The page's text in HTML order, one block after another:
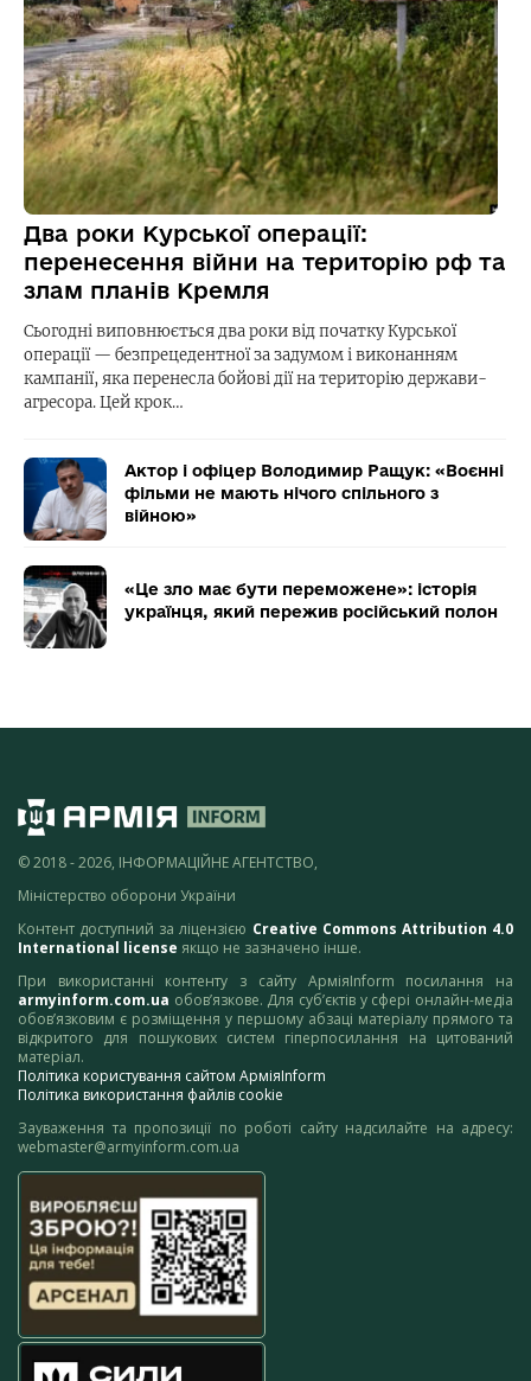
Два роки Курської операції:
перенесення війни на територію рф та
злам планів Кремля
Сьогодні виповнюється два роки від початку Курської
операції — безпрецедентної за задумом і виконанням
кампанії, яка перенесла бойові дії на територію держави-
агресора. Цей крок…
Актор і офіцер Володимир Ращук: «Воєнні
фільми не мають нічого спільного з
війною»
«Це зло має бути переможене»: історія
українця, який пережив російський полон
© 2018 - 2026, ІНФОРМАЦІЙНЕ АГЕНТСТВО,
Міністерство оборони України
Контент доступний за ліцензією Creative Commons Attribution 4.0
International license якщо не зазначено інше.
При використанні контенту з сайту АрміяInform посилання на
armyinform.com.ua обов’язкове. Для суб’єктів у сфері онлайн-медіа
обов’язковим є розміщення у першому абзаці матеріалу прямого та
відкритого для пошукових систем гіперпосилання на цитований
матеріал.
Політика користування сайтом АрміяInform
Політика використання файлів cookie
Зауваження та пропозиції по роботі сайту надсилайте на адресу:
webmaster@armyinform.com.ua